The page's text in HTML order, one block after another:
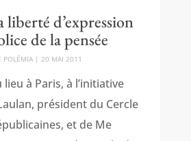
liberté d’expression
de la pensée
POLÉMIA| 20 MAI 2011
lieu à Paris, à l’initiative
président du Cercle
et de Me